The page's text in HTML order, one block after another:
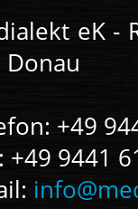
eK -
Donau
+49
+49 9441